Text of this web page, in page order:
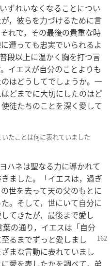
ずれいなくなることについ
，彼らを力づけるために言
れで，その最後の貴重な時
遭っても忠実でいられるよ
段以上に温かく胸を打つ言
イエスが自分のことよりも
はどうしてでしょうか。一
どまでに大切にしたのはど
徒たちのことを深く愛して
たことは何に表れていました
ハネは聖なる力に導かれて
ました。「イエスは，過ぎ
世を去って天の父のもとに
。そして，世にいて自分に
てきたが，最後まで愛し
葉の通り，イエスは「自分
るまでずっと愛しまし
まな言動に表れていまし